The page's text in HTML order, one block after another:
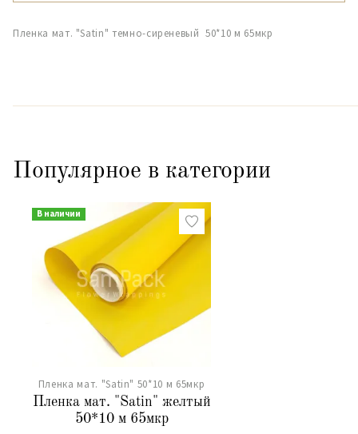
Пленка мат. "Satin" темно-сиреневый 50*10 м 65мкр
Популярное в категории
В наличии
Пленка мат. "Satin" 50*10 м 65мкр
Пленка мат. "Satin" желтый
50*10 м 65мкр